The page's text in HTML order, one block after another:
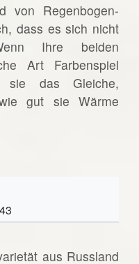
von Regenbogen-
dass es sich nicht
Ihre beiden
Art Farbenspiel
sie das Gleiche,
gut sie Wärme
aus Russland